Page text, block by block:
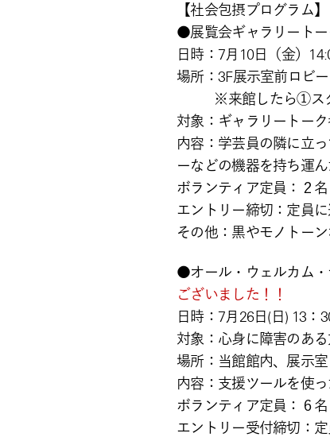
【社会包摂プログラム】
●展覧会ギャラリート
日時：7月10日（金）
場所：3F展示室前
※来館したら①スタ
対象：ギャラリートー
内容：学芸員の隣に立
ーなどの機器を持ち運
ボランティア定員：２名
エントリー締切：定員
その他：黒やモノトー
●オール・ウェルカム
ございました！！
日時：7月26日(日) 13：
対象：心身に障害のあ
場所：当館館内、展示室
内容：支援ツールを使
ボランティア定員：６名
エントリー受付締切：